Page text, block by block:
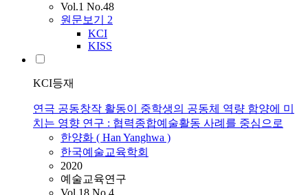
Vol.1 No.48
원문보기 2
KCI
KISS
KCI등재
연극 공동창작 활동이 중학생의 공동체 역량 함양에 미
치는 영향 연구 : 협력종합예술활동 사례를 중심으로
한양화 ( Han Yanghwa )
한국예술교육학회
2020
예술교육연구